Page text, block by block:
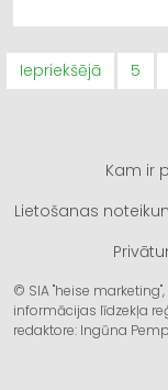
Iepriekšējā 5
Kam ir
Lietošanas
© SIA "heise
informācijas līdzekļa
redaktore: Ingūna